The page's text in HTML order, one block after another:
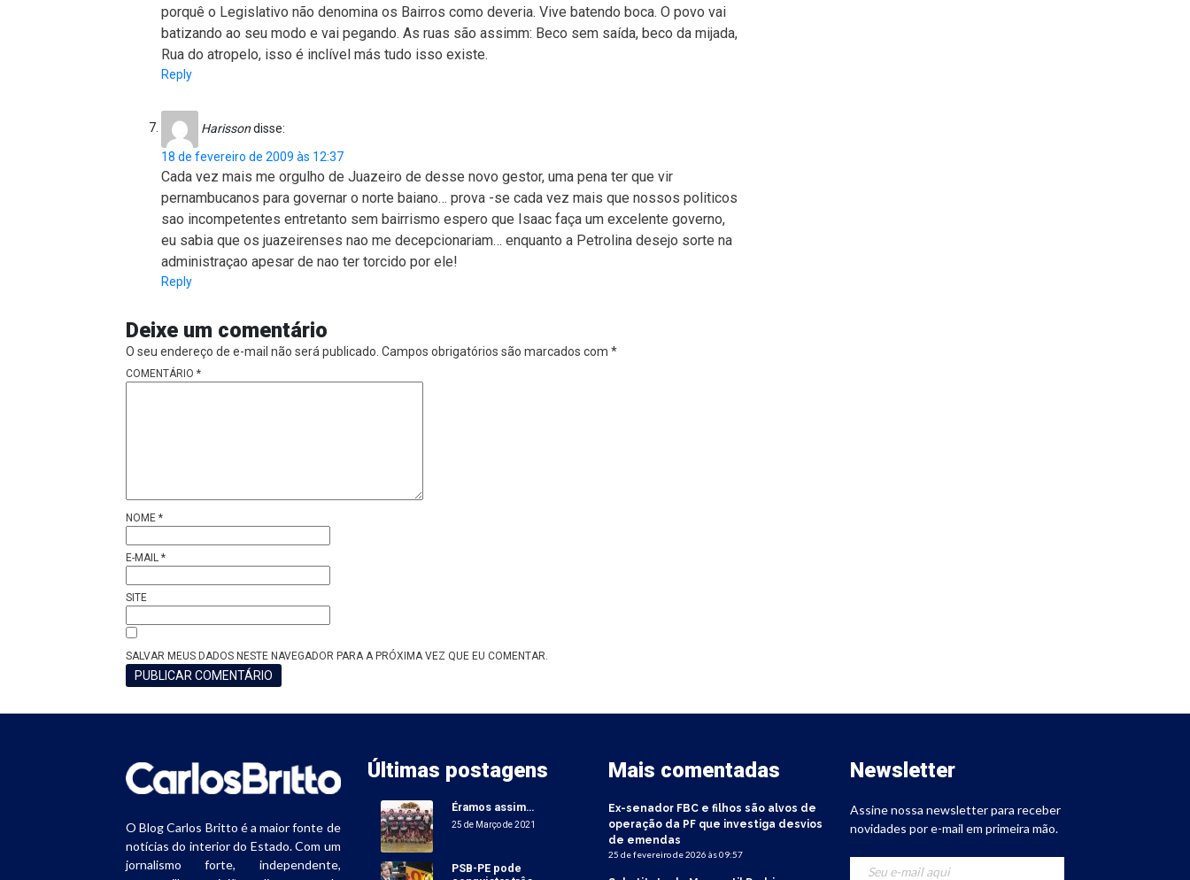
porquê o Legislativo não denomina os Bairros como deveria. Vive batendo boca. O povo vai
batizando ao seu modo e vai pegando. As ruas são assimm: Beco sem saída, beco da mijada,
Rua do atropelo, isso é inclível más tudo isso existe.
Reply
Harissondisse:
18 de fevereiro de 2009 às 12:37
Cada vez mais me orgulho de Juazeiro de desse novo gestor, uma pena ter que vir
pernambucanos para governar o norte baiano… prova -se cada vez mais que nossos politicos
sao incompetentes entretanto sem bairrismo espero que Isaac faça um excelente governo,
eu sabia que os juazeirenses nao me decepcionariam… enquanto a Petrolina desejo sorte na
administraçao apesar de nao ter torcido por ele!
Reply
Deixe um comentário
O seu endereço de e-mail não será publicado. Campos obrigatórios são marcados com *
COMENTÁRIO *
NOME *
E-MAIL *
SITE
SALVAR MEUS DADOS NESTE NAVEGADOR PARA A PRÓXIMA VEZ QUE EU COMENTAR.
O Blog Carlos Britto é a maior fonte de
notícias do interior do Estado. Com um
jornalismo forte, independente,
Últimas postagens
Éramos assim…
25 de Março de 2021
PSB-PE pode
Mais comentadas
Ex-senador FBC e filhos são alvos de
operação da PF que investiga desvios
de emendas
25 de fevereiro de 2026 às 09:57
Newsletter
Assine nossa newsletter para receber
novidades por e-mail em primeira mão.